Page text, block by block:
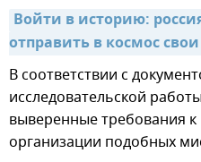
Войти в историю:
отправить в космос
В соответствии с
исследовательской
выверенные требования к
организации подобных